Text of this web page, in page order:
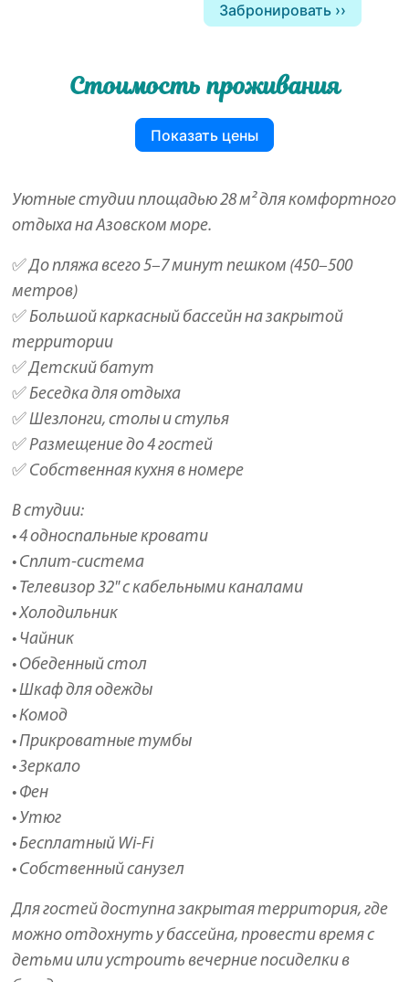
Забронировать
Стоимость проживания
Показать цены
Уютные студии площадью 28 м² для комфортного
отдыха на Азовском море.
✅ До пляжа всего 5–7 минут пешком (450–500
метров)
✅ Большой каркасный бассейн на закрытой
территории
✅ Детский батут
✅ Беседка для отдыха
✅ Шезлонги, столы и стулья
✅ Размещение до 4 гостей
✅ Собственная кухня в номере
В студии:
• 4 односпальные кровати
• Сплит-система
• Телевизор 32" с кабельными каналами
• Холодильник
• Чайник
• Обеденный стол
• Шкаф для одежды
• Комод
• Прикроватные тумбы
• Зеркало
• Фен
• Утюг
• Бесплатный Wi-Fi
• Собственный санузел
Для гостей доступна закрытая территория, где
можно отдохнуть у бассейна, провести время с
детьми или устроить вечерние посиделки в